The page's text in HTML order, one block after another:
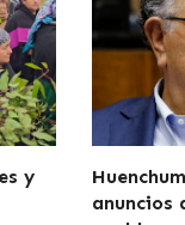
y
anuncios